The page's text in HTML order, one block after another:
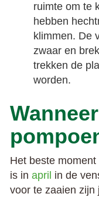
ruimte om te
hebben
klimmen. De
zwaar en
trekken de
worden.
Het beste
is in april in de
voor te zaaien zijn